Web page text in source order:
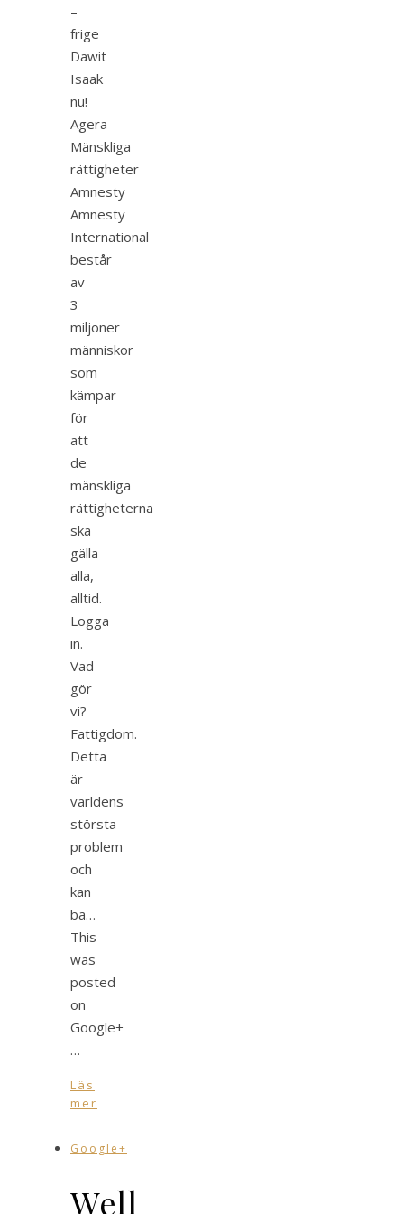
–
frige
Dawit
Isaak
nu!
Agera
Mänskliga
rättigheter
Amnesty
Amnesty
International
består
av
3
miljoner
människor
som
kämpar
för
att
de
mänskliga
rättigheterna
ska
gälla
alla,
alltid.
Logga
in.
Vad
gör
vi?
Fattigdom.
Detta
är
världens
största
problem
och
kan
ba…
This
was
posted
on
Google+
…
Läs
mer
Google+
Well